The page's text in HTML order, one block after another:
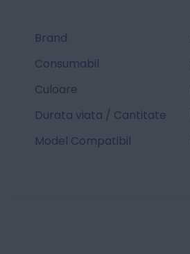
Brand
Consumabil
Culoare
Durata viata / Cantitate
Model Compatibil